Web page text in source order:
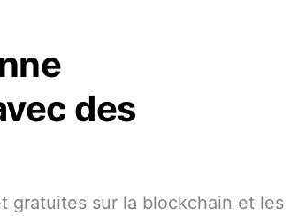
des
gratuites sur la blockchain et les